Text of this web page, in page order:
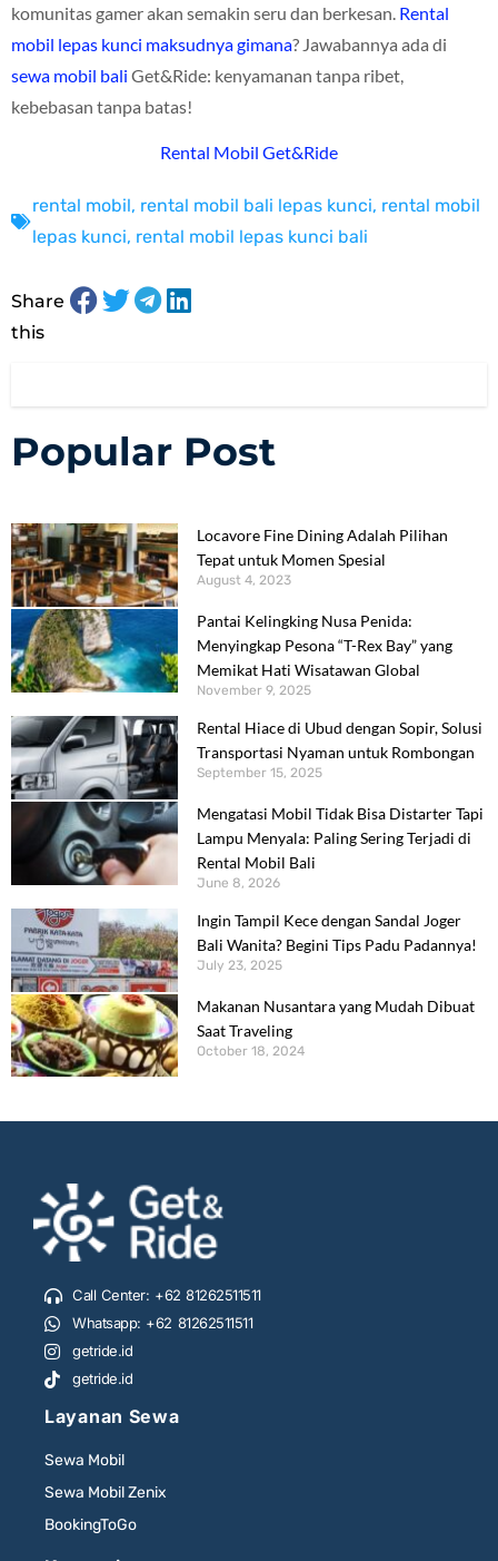
komunitas gamer akan semakin seru dan berkesan. Rental
mobil lepas kunci maksudnya gimana? Jawabannya ada di
sewa mobil bali Get&Ride: kenyamanan tanpa ribet,
kebebasan tanpa batas!
Rental Mobil Get&Ride
rental mobil, rental mobil bali lepas kunci, rental mobil
lepas kunci, rental mobil lepas kunci bali
Share
this
Popular Post
Locavore Fine Dining Adalah Pilihan
Tepat untuk Momen Spesial
August 4, 2023
Pantai Kelingking Nusa Penida:
Menyingkap Pesona “T-Rex Bay” yang
Memikat Hati Wisatawan Global
November 9, 2025
Rental Hiace di Ubud dengan Sopir, Solusi
Transportasi Nyaman untuk Rombongan
September 15, 2025
Mengatasi Mobil Tidak Bisa Distarter Tapi
Lampu Menyala: Paling Sering Terjadi di
Rental Mobil Bali
June 8, 2026
Ingin Tampil Kece dengan Sandal Joger
Bali Wanita? Begini Tips Padu Padannya!
July 23, 2025
Makanan Nusantara yang Mudah Dibuat
Saat Traveling
October 18, 2024
Call Center: +62 81262511511
Whatsapp: +62 81262511511
getride.id
getride.id
Layanan Sewa
Sewa Mobil
Sewa Mobil Zenix
BookingToGo